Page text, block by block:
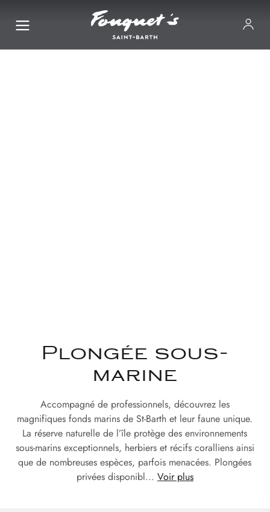
Plongée sous-
marine
Accompagné de professionnels, découvrez les
magnifiques fonds marins de St-Barth et leur faune unique.
La réserve naturelle de l’île protège des environnements
sous-marins exceptionnels, herbiers et récifs coralliens ainsi
que de nombreuses espèces, parfois menacées. Plongées
privées disponibl... Voir plus